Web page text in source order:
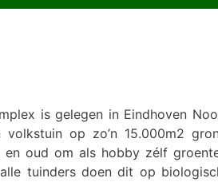
is gelegen in Eindhoven
op zo’n 15.000m2
en oud om als hobby zélf
tuinders doen dit op